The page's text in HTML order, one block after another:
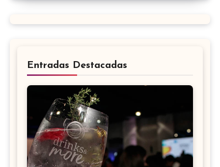
Entradas Destacadas